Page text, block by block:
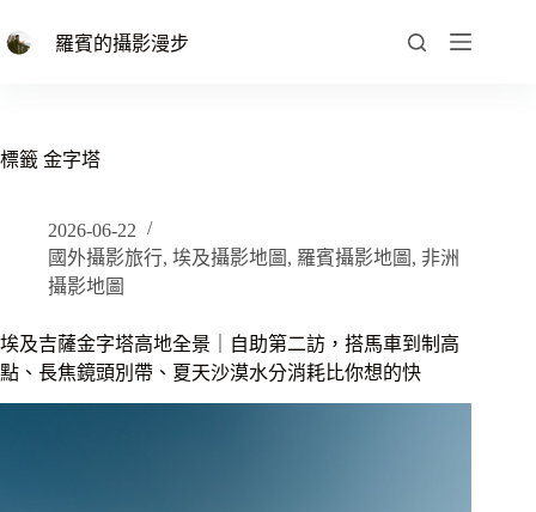
至
容
羅賓的攝影漫步
標籤 金字塔
2026-06-22
國外攝影旅行, 埃及攝影地圖 , 羅賓攝影地圖 , 非洲
攝影地圖
埃及吉薩金字塔高地全景｜自助第二訪，搭馬車到制高
點、長焦鏡頭別帶、夏天沙漠水分消耗比你想的快